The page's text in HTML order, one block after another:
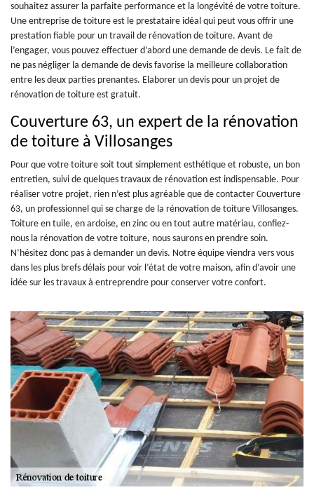
souhaitez assurer la parfaite performance et la longévité de votre toiture.
Une entreprise de toiture est le prestataire idéal qui peut vous offrir une
prestation fiable pour un travail de rénovation de toiture. Avant de
l’engager, vous pouvez effectuer d’abord une demande de devis. Le fait de
ne pas négliger la demande de devis favorise la meilleure collaboration
entre les deux parties prenantes. Elaborer un devis pour un projet de
rénovation de toiture est gratuit.
Couverture 63, un expert de la rénovation
de toiture à Villosanges
Pour que votre toiture soit tout simplement esthétique et robuste, un bon
entretien, suivi de quelques travaux de rénovation est indispensable. Pour
réaliser votre projet, rien n’est plus agréable que de contacter Couverture
63, un professionnel qui se charge de la rénovation de toiture Villosanges.
Toiture en tuile, en ardoise, en zinc ou en tout autre matériau, confiez-
nous la rénovation de votre toiture, nous saurons en prendre soin.
N’hésitez donc pas à demander un devis. Notre équipe viendra vers vous
dans les plus brefs délais pour voir l’état de votre maison, afin d’avoir une
idée sur les travaux à entreprendre pour conserver votre confort.